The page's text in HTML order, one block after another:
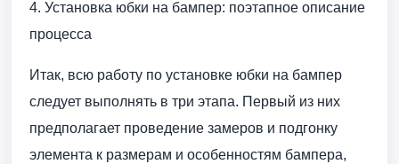
4. Установка юбки на бампер: поэтапное описание
процесса
Итак, всю работу по установке юбки на бампер
следует выполнять в три этапа. Первый из них
предполагает проведение замеров и подгонку
элемента к размерам и особенностям бампера,